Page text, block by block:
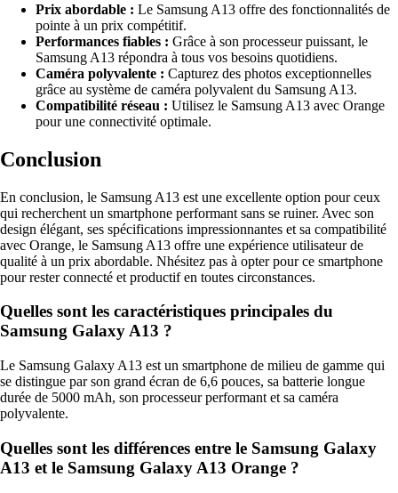
Prix abordable : Le Samsung A13 offre des fonctionnalités de
pointe à un prix compétitif.
Performances fiables : Grâce à son processeur puissant, le
Samsung A13 répondra à tous vos besoins quotidiens.
Caméra polyvalente : Capturez des photos exceptionnelles
grâce au système de caméra polyvalent du Samsung A13.
Compatibilité réseau : Utilisez le Samsung A13 avec Orange
pour une connectivité optimale.
Conclusion
En conclusion, le Samsung A13 est une excellente option pour ceux
qui recherchent un smartphone performant sans se ruiner. Avec son
design élégant, ses spécifications impressionnantes et sa compatibilité
avec Orange, le Samsung A13 offre une expérience utilisateur de
qualité à un prix abordable. Nhésitez pas à opter pour ce smartphone
pour rester connecté et productif en toutes circonstances.
Quelles sont les caractéristiques principales du
Samsung Galaxy A13 ?
Le Samsung Galaxy A13 est un smartphone de milieu de gamme qui
se distingue par son grand écran de 6,6 pouces, sa batterie longue
durée de 5000 mAh, son processeur performant et sa caméra
polyvalente.
Quelles sont les différences entre le Samsung Galaxy
A13 et le Samsung Galaxy A13 Orange ?